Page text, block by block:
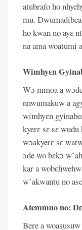
atubrafo ho
mu.
ho kwan no ayɛ
na ama woatumi
Wimhyɛn
Wɔ mmoa a
nnwumakuw a
wimhyɛn
kyerɛ sɛ sɛ
wɔakyerɛ sɛ
ɔde wo bɛkɔ
kar a
w’akwantu no
Atemmuo no:
Bere a